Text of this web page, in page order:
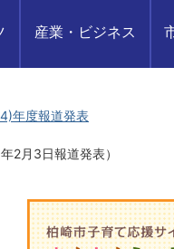
産業・ビジネス
年度報道発表
2月3日報道発表）